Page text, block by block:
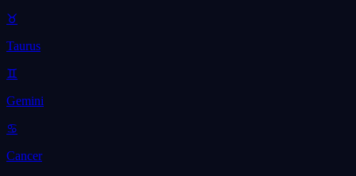
♉
Taurus
♊
Gemini
♋
Cancer